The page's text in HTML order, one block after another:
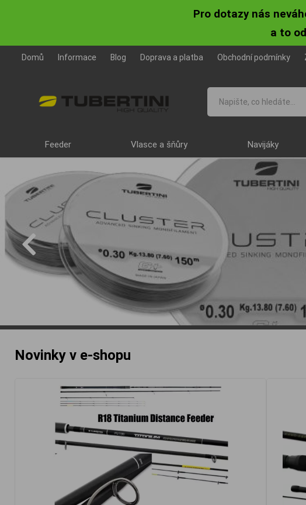
Pro dotazy nás
a to
Domů Informace Blog Doprava a platba Obchodní podmínky
Feeder Vlasce a šňůry Navijáky
Novinky v e-shopu